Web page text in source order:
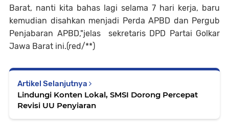
Barat, nanti kita bahas lagi selama 7 hari kerja, baru
kemudian disahkan menjadi Perda APBD dan Pergub
Penjabaran APBD,"jelas sekretaris DPD Partai Golkar
Jawa Barat ini.(red/**)
Artikel Selanjutnya
Lindungi Konten Lokal, SMSI Dorong Percepat
Revisi UU Penyiaran